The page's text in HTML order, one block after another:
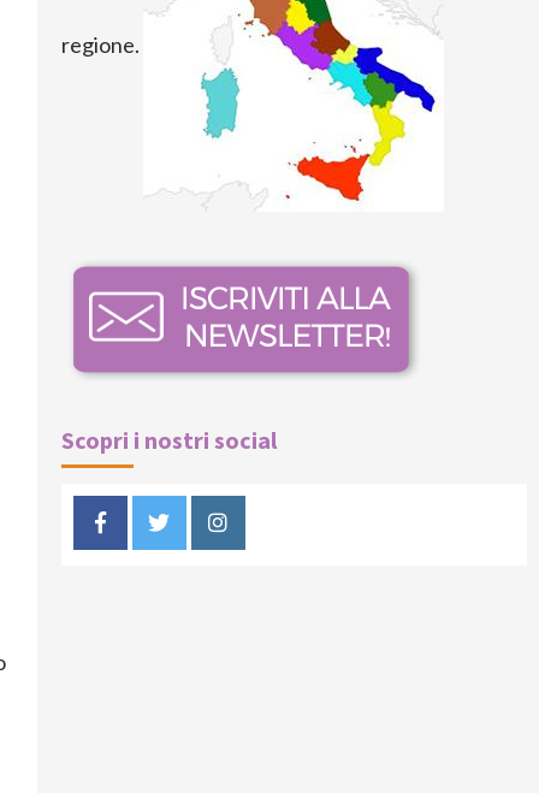
regione.
Scopri i nostri social
FacebookTwitterInstagram